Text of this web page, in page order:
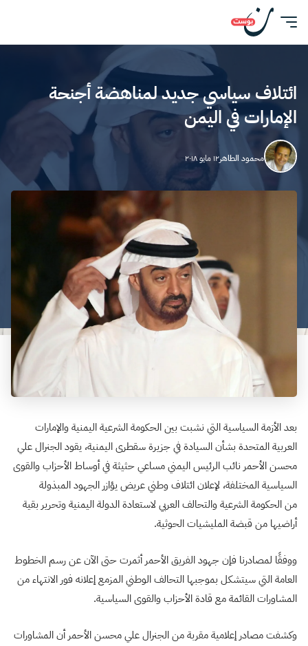
ائتلاف سياسي جديد لمناهضة أجنحة
الإمارات في اليمن
محمود الطاهر١٢ مايو ٢٠١٨
بعد الأزمة السياسية التي نشبت بين الحكومة الشرعية اليمنية والإمارات
العربية المتحدة بشأن السيادة في جزيرة سقطرى اليمنية، يقود الجنرال علي
محسن الأحمر نائب الرئيس اليمني مساعي حثيثة في أوساط الأحزاب والقوى
السياسية المختلفة، لإعلان ائتلاف وطني عريض يؤازر الجهود المبذولة
من الحكومة الشرعية والتحالف العربي لاستعادة الدولة اليمنية وتحرير بقية
أراضيها من قبضة المليشيات الحوثية.
ووفقًا لمصادرنا فإن جهود الفريق الأحمر أثمرت حتى الآن عن رسم الخطوط
العامة التي سيتشكل بموجبها التحالف الوطني المزمع إعلانه فور الانتهاء من
المشاورات القائمة مع قادة الأحزاب والقوى السياسية.
وكشفت مصادر إعلامية مقربة من الجنرال علي محسن الأحمر أن المشاورات